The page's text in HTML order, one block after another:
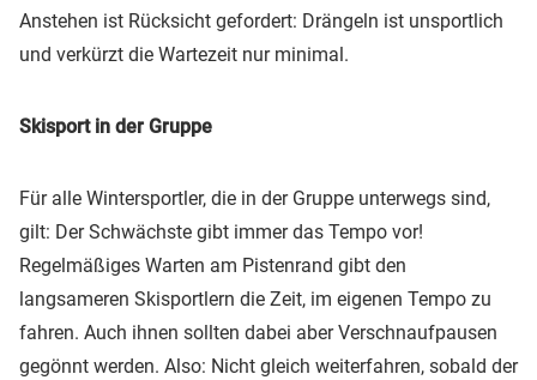
Anstehen ist Rücksicht gefordert: Drängeln ist unsportlich
und verkürzt die Wartezeit nur minimal.
Skisport in der Gruppe
Für alle Wintersportler, die in der Gruppe unterwegs sind,
gilt: Der Schwächste gibt immer das Tempo vor!
Regelmäßiges Warten am Pistenrand gibt den
langsameren Skisportlern die Zeit, im eigenen Tempo zu
fahren. Auch ihnen sollten dabei aber Verschnaufpausen
gegönnt werden. Also: Nicht gleich weiterfahren, sobald der